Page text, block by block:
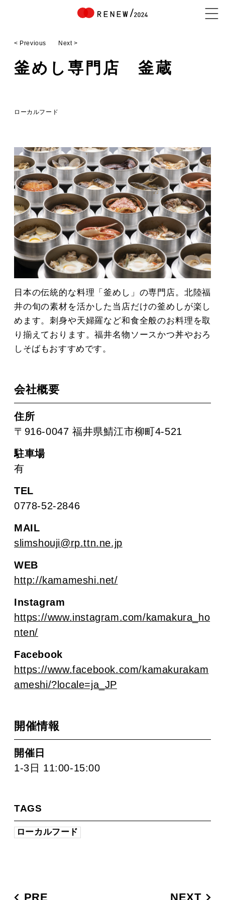
EXHIBITOR
MOVIE
ACCESS / STAY
CONTACT
< Previous Next >
釜めし専門店 釜蔵
ローカルフード
日本の伝統的な料理「釜めし」の専門店。北陸福
井の旬の素材を活かした当店だけの釜めしが楽し
めます。刺身や天婦羅など和食全般のお料理を取
り揃えております。福井名物ソースかつ丼やおろ
しそばもおすすめです。
会社概要
住所
〒916-0047 福井県鯖江市柳町4‐521
駐車場
有
TEL
0778-52-2846
MAIL
slimshouji@rp.ttn.ne.jp
WEB
http://kamameshi.net/
Instagram
https://www.instagram.com/kamakura_ho
nten/
Facebook
https://www.facebook.com/kamakurakam
ameshi/?locale=ja_JP
開催情報
開催日
1-3日 11:00-15:00
TAGS
ローカルフード
PRE NEXT